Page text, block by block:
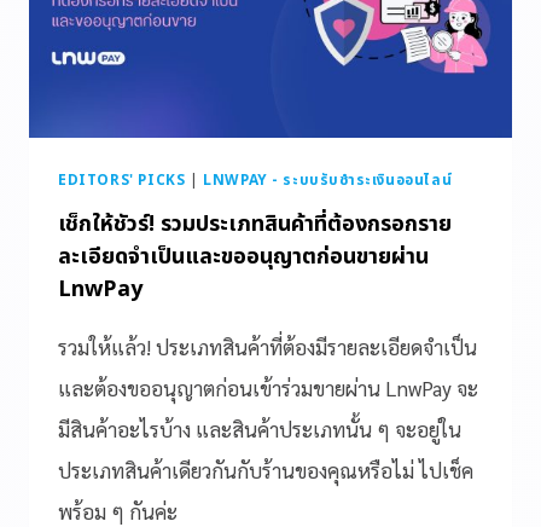
EDITORS' PICKS | LNWPAY - ระบบรับชำระเงินออนไลน์
เช็กให้ชัวร์! รวมประเภทสินค้าที่ต้องกรอกราย
ละเอียดจำเป็นและขออนุญาตก่อนขายผ่าน
LnwPay
รวมให้แล้ว! ประเภทสินค้าที่ต้องมีรายละเอียดจำเป็น
และต้องขออนุญาตก่อนเข้าร่วมขายผ่าน LnwPay จะ
มีสินค้าอะไรบ้าง และสินค้าประเภทนั้น ๆ จะอยู่ใน
ประเภทสินค้าเดียวกันกับร้านของคุณหรือไม่ ไปเช็ค
พร้อม ๆ กันค่ะ